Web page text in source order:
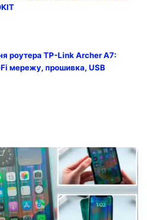
роутера TP-Link Archer A7:
Fi мережу, прошивка, USB